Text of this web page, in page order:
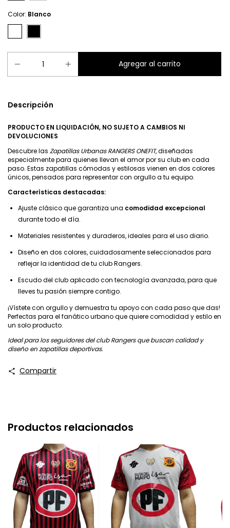
Color: Blanco
Descripción
PRODUCTO EN LIQUIDACIÓN, NO SUJETO A CAMBIOS NI
DEVOLUCIONES
Descubre las Zapatillas Urbanas RANGERS ONEFIT, diseñadas
especialmente para quienes llevan el amor por su club en cada
paso. Estas zapatillas cómodas y estilosas vienen en dos colores
únicos, pensados para representar con orgullo a tu equipo.
Características destacadas:
Ajuste clásico que garantiza una comodidad excepcional
durante todo el día.
Materiales resistentes y duraderos, ideales para el uso diario.
Diseño en dos colores, cuidadosamente seleccionados para
reflejar la identidad de tu club Rangers.
Escudo del club aplicado con tecnología avanzada, para que
lleves tu pasión siempre contigo.
¡Vístete con orgullo y demuestra tu apoyo con cada paso que das!
Perfectas para el fanático urbano que quiere comodidad y estilo en
un solo producto.
Ideal para los seguidores del club Rangers que buscan calidad y
diseño en zapatillas deportivas.
Compartir
Productos relacionados